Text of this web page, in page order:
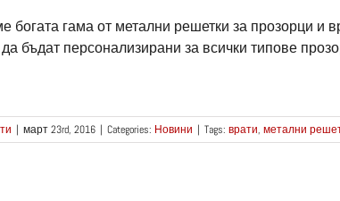
богата гама от метални решетки за прозорци
бъдат персонализирани за всички типове
| март 23rd, 2016 | Categories: Новини | Tags: врати, метални